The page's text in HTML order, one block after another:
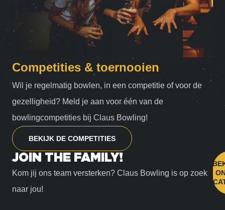
Competities & toernooien
Wil je regelmatig bowlen, in een competitie of voor de
gezelligheid? Meld je aan voor één van de
bowlingcompetities bij Claus Bowling!
BEKIJK DE COMPETITIES
JOIN THE FAMILY!
Kom jij ons team versterken? Claus Bowling is op zoek
naar jou!